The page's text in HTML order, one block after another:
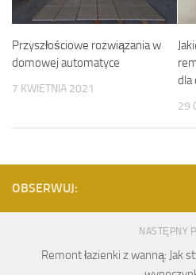
Przyszłościowe rozwiązania w
domowej automatyce
7 KWIETNIA 2021
dla
29
OBSERWUJ:
NASTĘPNY
Remont łazienki z wanną: Jak